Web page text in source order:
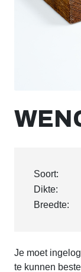
Soort:
Dikte:
Breedte:
Je moet
te kunnen